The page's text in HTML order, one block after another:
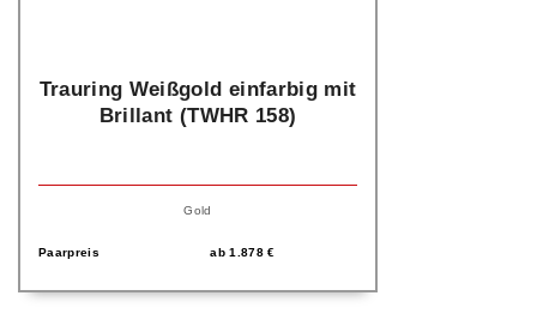
Trauring Weißgold einfarbig mit
Brillant (TWHR 158)
Gold
Paarpreis ab1.878€